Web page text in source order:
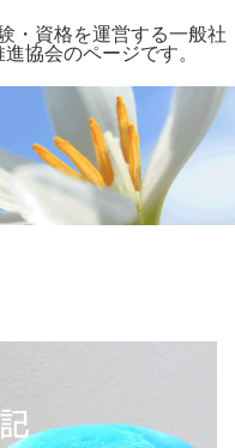
・資格を運営する一般社
協会のページです。